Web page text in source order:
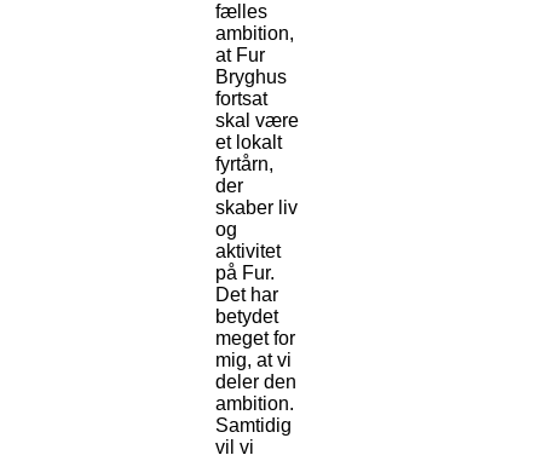
fælles
ambition,
at Fur
Bryghus
fortsat
skal være
et lokalt
fyrtårn,
der
skaber liv
og
aktivitet
på Fur.
Det har
betydet
meget for
mig, at vi
deler den
ambition.
Samtidig
vil vi